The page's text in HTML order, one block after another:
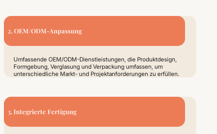
2. OEM/ODM-Anpassung
Umfassende OEM/ODM-Dienstleistungen, die Produktdesign,
Formgebung, Verglasung und Verpackung umfassen, um
unterschiedliche Markt- und Projektanforderungen zu erfüllen.
3. Integrierte Fertigung